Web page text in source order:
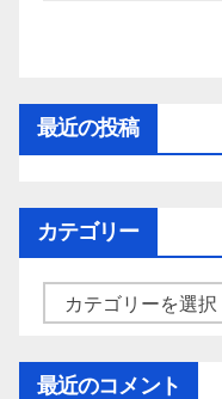
最近の投稿
カテゴリー
ゴ
最近のコメント